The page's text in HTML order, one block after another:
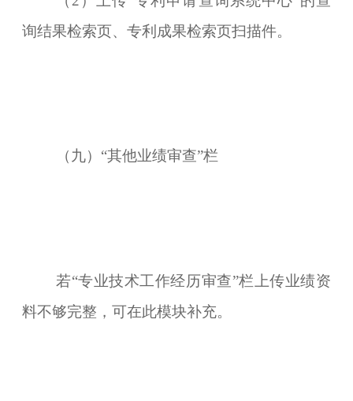
询结果检索页、专利成果检索页扫描件。
（九）“其他业绩审查”栏
若“专业技术工作经历审查”栏上传业绩资
料不够完整，可在此模块补充。